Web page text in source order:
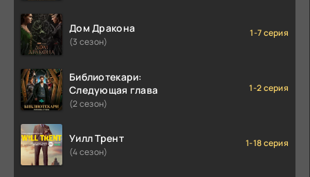
Дом Дракона
(3 сезон)
1-7 серия
Библиотекари:
Следующая глава
(2 сезон)
1-2 серия
Уилл Трент
(4 сезон)
1-18 серия